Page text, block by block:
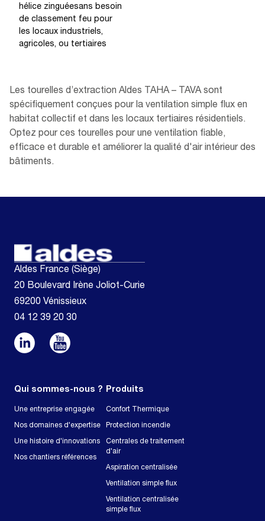
hélice zinguéesans besoin
de classement feu pour
les locaux industriels,
agricoles, ou tertiaires
Les tourelles d’extraction Aldes TAHA – TAVA sont
spécifiquement conçues pour la ventilation simple flux en
habitat collectif et dans les locaux tertiaires résidentiels.
Optez pour ces tourelles pour une ventilation fiable,
efficace et durable et améliorer la qualité d'air intérieur des
bâtiments.
Aldes France (Siège)
20 Boulevard Irène Joliot-Curie
69200 Vénissieux
04 12 39 20 30
Qui sommes-nous ?
Une entreprise engagée
Nos domaines d'expertise
Une histoire d'innovations
Nos chantiers références
Produits
Confort Thermique
Protection incendie
Centrales de traitement
d'air
Aspiration centralisée
Ventilation simple flux
Ventilation centralisée
simple flux